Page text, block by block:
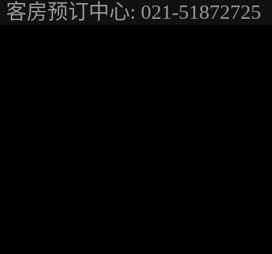
客房预订中心: 021-51872725